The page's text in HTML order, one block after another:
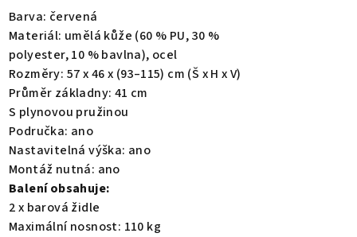
Barva: červená
Materiál: umělá kůže (60 % PU, 30 %
polyester, 10 % bavlna), ocel
Rozměry: 57 x 46 x (93–115) cm (Š x H x V)
Průměr základny: 41 cm
S plynovou pružinou
Područka: ano
Nastavitelná výška: ano
Montáž nutná: ano
Balení obsahuje:
2 x barová židle
Maximální nosnost: 110 kg